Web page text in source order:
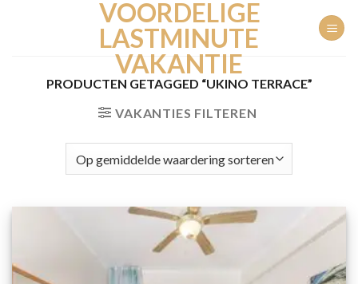
VOORDELIGE
LASTMINUTE
VAKANTIE
PRODUCTEN GETAGGED “UKINO TERRACE”
VAKANTIES FILTEREN